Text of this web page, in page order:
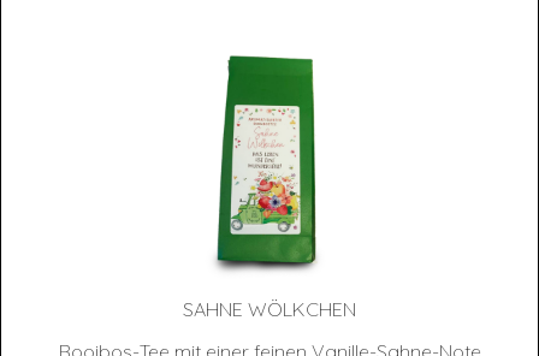
SAH­NE WÖLKCHEN
Rooibos-Tee mit einer feinen Vanille-Sahne-Note